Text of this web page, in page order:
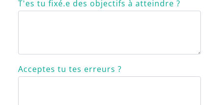
T'es tu fixé.e des objectifs à atteindre ?
Acceptes tu tes erreurs ?